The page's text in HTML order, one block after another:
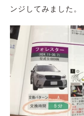
ンジしてみました。